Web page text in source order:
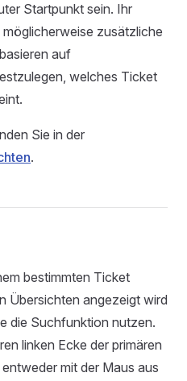
Startpunkt sein. Ihr
zusätzliche
auf
welches Ticket
Sie in der
.
bestimmten Ticket
Übersichten angezeigt wird
die Suchfunktion nutzen.
linken Ecke der primären
mit der Maus aus